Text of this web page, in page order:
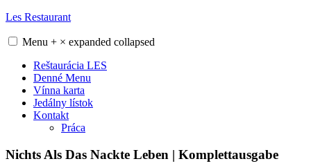
Skip
content
Les Restaurant
Menu + × expanded collapsed
Reštaurácia LES
Denné Menu
Vínna karta
Jedálny lístok
Kontakt
Práca
Nichts Als Das Nackte Leben | Komplettausgabe